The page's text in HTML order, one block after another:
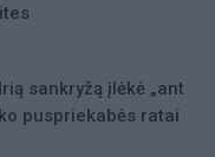
sankryžą įlėkė „ant
puspriekabės ratai